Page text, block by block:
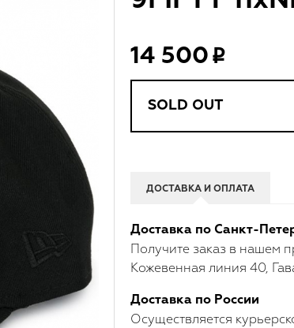
14 500
SOLD OUT
ДОСТАВКА И ОПЛАТА
Доставка по Санкт-
Получите заказ в нашем
Кожевенная линия 40,
Доставка по России
Осуществляется